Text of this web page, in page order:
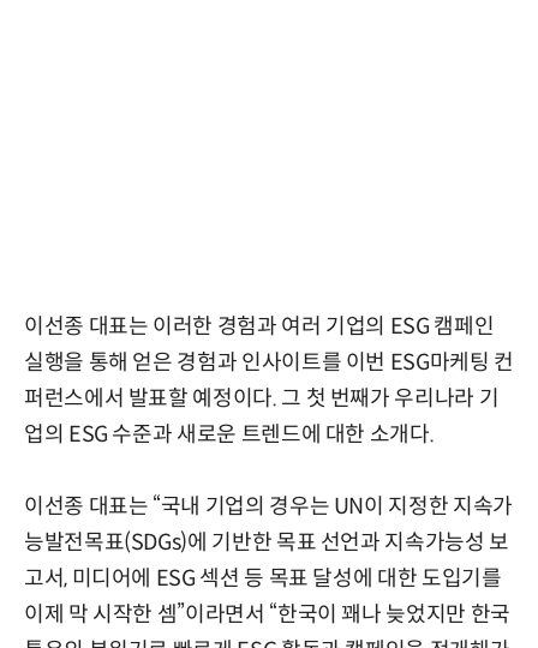
이선종 대표는 이러한 경험과 여러 기업의 ESG 캠페인
실행을 통해 얻은 경험과 인사이트를 이번 ESG마케팅 컨
퍼런스에서 발표할 예정이다. 그 첫 번째가 우리나라 기
업의 ESG 수준과 새로운 트렌드에 대한 소개다.
이선종 대표는 “국내 기업의 경우는 UN이 지정한 지속가
능발전목표(SDGs)에 기반한 목표 선언과 지속가능성 보
고서, 미디어에 ESG 섹션 등 목표 달성에 대한 도입기를
이제 막 시작한 셈”이라면서 “한국이 꽤나 늦었지만 한국